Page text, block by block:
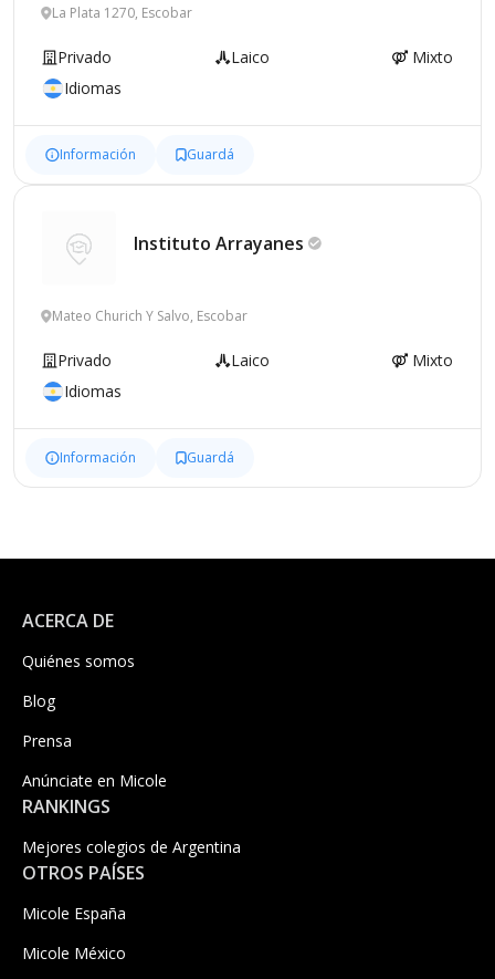
La Plata 1270, Escobar
Privado Laico
Mixto
Idiomas
Información Guardá
Instituto Arrayanes
Mateo Churich Y Salvo, Escobar
Privado Laico
Mixto
Idiomas
Información Guardá
ACERCA DE
Quiénes somos
Blog
Prensa
Anúnciate en Micole
RANKINGS
Mejores colegios de Argentina
OTROS PAÍSES
Micole España
Micole México